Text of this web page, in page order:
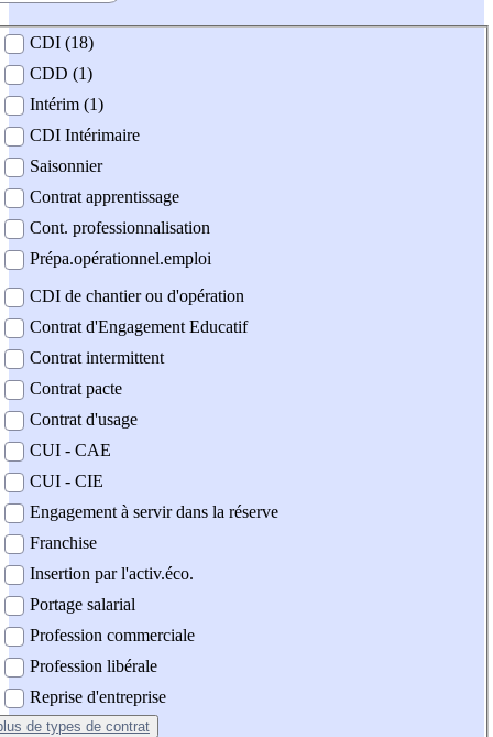
contrat
CDI (18)
CDD (1)
Intérim (1)
CDI Intérimaire
Saisonnier
Contrat apprentissage
Cont. professionnalisation
Prépa.opérationnel.emploi
CDI de chantier ou d'opération
Contrat d'Engagement Educatif
Contrat intermittent
Contrat pacte
Contrat d'usage
CUI - CAE
CUI - CIE
Engagement à servir dans la réserve
Franchise
Insertion par l'activ.éco.
Portage salarial
Profession commerciale
Profession libérale
Reprise d'entreprise
de types de contrat